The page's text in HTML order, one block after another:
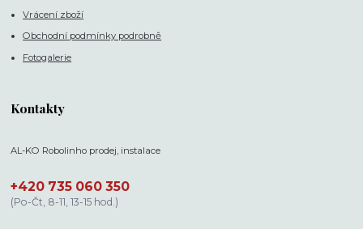
Vrácení zboží
Obchodní podmínky podrobně
Fotogalerie
Kontakty
AL-KO Robolinho prodej, instalace
+420 735 060 350
(Po-Čt, 8-11, 13-15 hod.)